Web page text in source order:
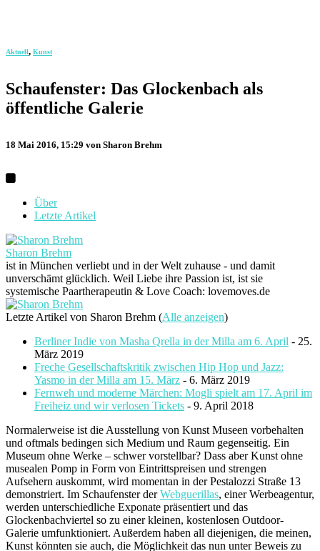
Aktuell, Kunst
Schaufenster: Das Glockenbach als
öffentliche Galerie
18 Mai 2016, 15:29 von Sharon Brehm
Über
Letzte Artikel
Sharon Brehm
ist in München verliebt und in der Welt zuhause - und damit
unverschämt glücklich. Weil Liebe ihre Passion ist, ist sie
systemische Paartherapeutin & Love Coach: lovemoves.de
Letzte Artikel von Sharon Brehm (Alle anzeigen)
Berliner Indie von Masha Qrella in der Milla am 6. April - 25.
März 2019
Freche Gesellschaftskritik zwischen Hip Hop und Jazz:
Yasmo in der Milla am 15. März - 6. März 2019
Fernweh und moderne Märchen: Mogli spielt am 17. April im
Freiheiz und wir verlosen Tickets - 9. April 2018
Normalerweise ist die Ausstellung von Kunst Museen vorbehalten
und oftmals bedingen sich Medium und Raum gegenseitig. Ein
Museum ohne Werke – schwer vorstellbar? Dass aber Kunst ohne
musealen Pomp in Form von Eintrittspreisen und strengen
Aufsehern auskommt, wird momentan in der Pestalozzi Straße 13
demonstriert. Im Schaufenster derWebguerillas, einer Werbeagentur,
werden unterschiedliche Exponate präsentiert und das
Glockenbachviertel so zu einer kleinen, kostenlosen Outdoor-
Galerie umfunktioniert. Außerdem haben all diejenigen, die meinen,
Kunst könnten sie auch, die Möglichkeit das nun unter Beweis zu